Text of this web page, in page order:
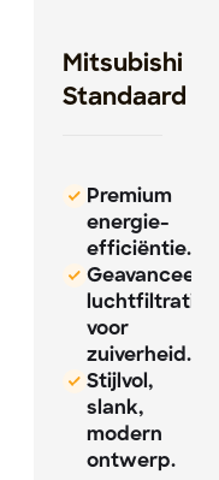
Mitsubishi
Standaard
Premium
energie-
efficiëntie.
Geavanceerde
luchtfiltratie
voor
zuiverheid.
Stijlvol,
slank,
modern
ontwerp.